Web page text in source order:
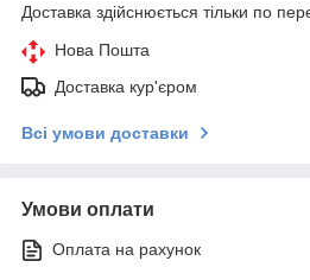
Доставка здійснюється тільки по
Нова Пошта
Доставка кур'єром
Всі умови доставки
Умови оплати
Оплата на рахунок